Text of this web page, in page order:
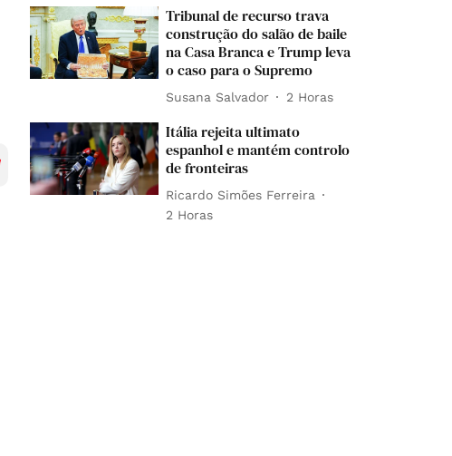
Tribunal de recurso trava
construção do salão de baile
na Casa Branca e Trump leva
o caso para o Supremo
Susana Salvador 2 Horas
Itália rejeita ultimato
espanhol e mantém controlo
de fronteiras
Ricardo Simões Ferreira
2 Horas